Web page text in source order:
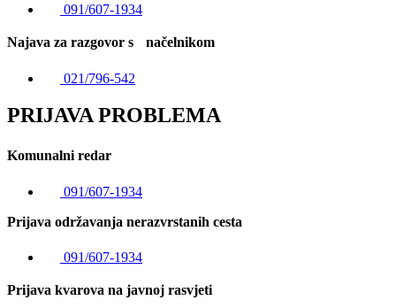
091/607-1934
Najava za razgovor s načelnikom
021/796-542
PRIJAVA PROBLEMA
Komunalni redar
091/607-1934
Prijava održavanja nerazvrstanih cesta
091/607-1934
Prijava kvarova na javnoj rasvjeti